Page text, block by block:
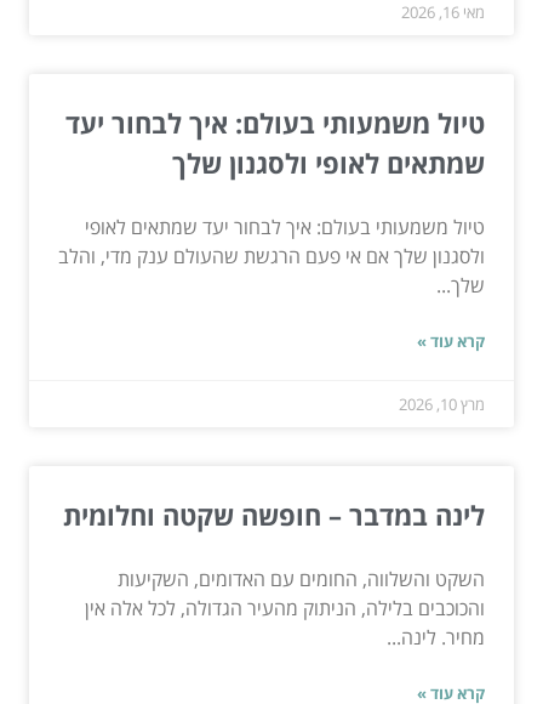
מאי 16, 2026
טיול משמעותי בעולם: איך לבחור יעד
שמתאים לאופי ולסגנון שלך
טיול משמעותי בעולם: איך לבחור יעד שמתאים לאופי
ולסגנון שלך אם אי פעם הרגשת שהעולם ענק מדי, והלב
שלך...
קרא עוד »
מרץ 10, 2026
לינה במדבר – חופשה שקטה וחלומית
השקט והשלווה, החומים עם האדומים, השקיעות
והכוכבים בלילה, הניתוק מהעיר הגדולה, לכל אלה אין
מחיר. לינה...
קרא עוד »